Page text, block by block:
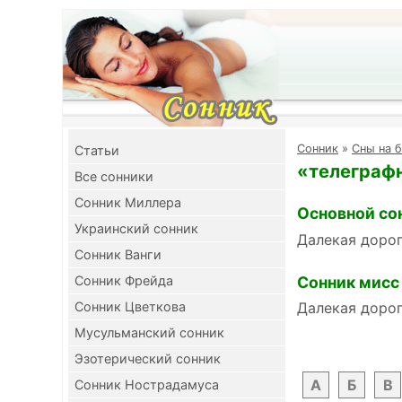
Cтатьи
Все сонники
Сонник Миллера
Украинский сонник
Сонник Ванги
Сонник Фрейда
Сонник Цветкова
Мусульманский сонник
Эзотерический сонник
Сонник Нострадамуса
Cонник » Сны на
Основной
Далекая
Сонник
Далекая
А Б В